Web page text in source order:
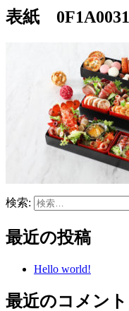
表紙 0F1A0031
検索:
最近の投稿
Hello world!
最近のコメント